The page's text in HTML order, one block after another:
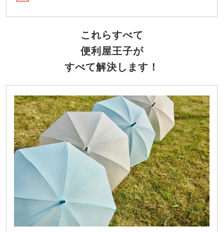
これらすべて
便利屋王子が
すべて解決します！